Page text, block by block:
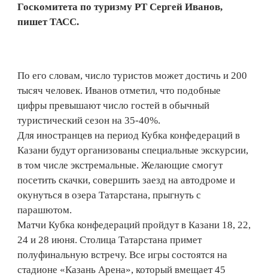
Госкомитета по туризму РТ Сергей Иванов,
пишет ТАСС.
По его словам, число туристов может достичь и 200
тысяч человек. Иванов отметил, что подобные
цифры превышают число гостей в обычный
туристический сезон на 35-40%.
Для иностранцев на период Кубка конфедераций в
Казани будут организованы специальные экскурсии,
в том числе экстремальные. Желающие смогут
посетить скачки, совершить заезд на автодроме и
окунуться в озера Татарстана, прыгнуть с
парашютом.
Матчи Кубка конфедераций пройдут в Казани 18, 22,
24 и 28 июня. Столица Татарстана примет
полуфинальную встречу. Все игры состоятся на
стадионе «Казань Арена», который вмещает 45